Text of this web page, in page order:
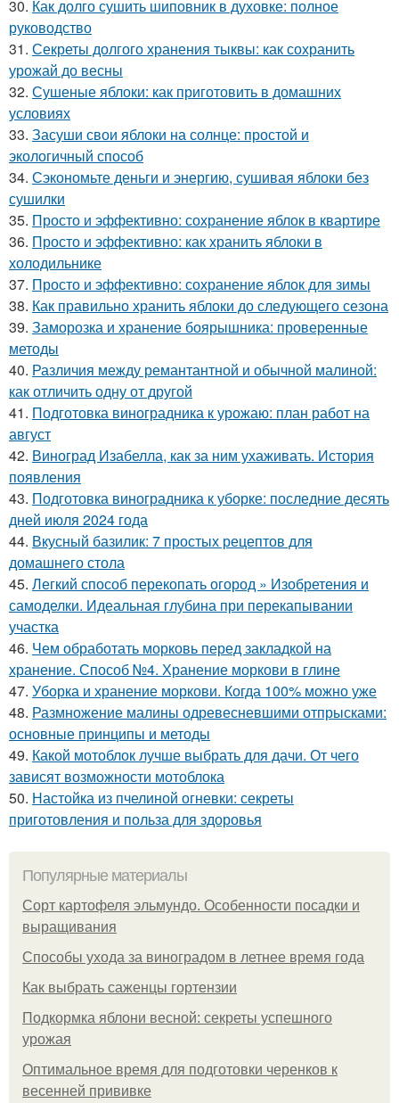
30. Как долго сушить шиповник в духовке: полное
руководство
31. Секреты долгого хранения тыквы: как сохранить
урожай до весны
32. Сушеные яблоки: как приготовить в домашних
условиях
33. Засуши свои яблоки на солнце: простой и
экологичный способ
34. Сэкономьте деньги и энергию, сушивая яблоки без
сушилки
35. Просто и эффективно: сохранение яблок в квартире
36. Просто и эффективно: как хранить яблоки в
холодильнике
37. Просто и эффективно: сохранение яблок для зимы
38. Как правильно хранить яблоки до следующего сезона
39. Заморозка и хранение боярышника: проверенные
методы
40. Различия между ремантантной и обычной малиной:
как отличить одну от другой
41. Подготовка виноградника к урожаю: план работ на
август
42. Виноград Изабелла, как за ним ухаживать. История
появления
43. Подготовка виноградника к уборке: последние десять
дней июля 2024 года
44. Вкусный базилик: 7 простых рецептов для
домашнего стола
45. Легкий способ перекопать огород » Изобретения и
самоделки. Идеальная глубина при перекапывании
участка
46. Чем обработать морковь перед закладкой на
хранение. Способ №4. Хранение моркови в глине
47. Уборка и хранение моркови. Когда 100% можно уже
48. Размножение малины одревесневшими отпрысками:
основные принципы и методы
49. Какой мотоблок лучше выбрать для дачи. От чего
зависят возможности мотоблока
50. Настойка из пчелиной огневки: секреты
приготовления и польза для здоровья
Популярные материалы
Сорт картофеля эльмундо. Особенности посадки и
выращивания
Способы ухода за виноградом в летнее время года
Как выбрать саженцы гортензии
Подкормка яблони весной: секреты успешного
урожая
Оптимальное время для подготовки черенков к
весенней прививке